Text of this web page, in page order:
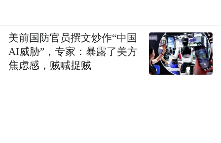
美前国防官员撰文炒作“中国
AI威胁”，专家：暴露了美方
焦虑感，贼喊捉贼